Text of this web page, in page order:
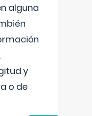
alguna
y
o de